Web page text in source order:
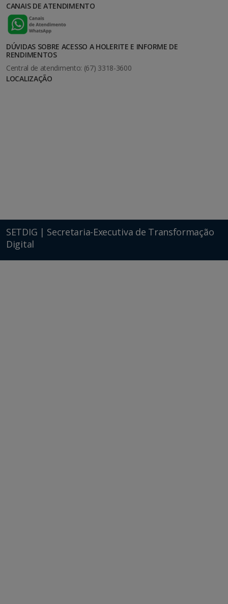
CANAIS DE ATENDIMENTO
DÚVIDAS SOBRE ACESSO A HOLERITE E INFORME DE
RENDIMENTOS
Central de atendimento: (67) 3318-3600
LOCALIZAÇÃO
SETDIG | Secretaria-Executiva de Transformação
Digital